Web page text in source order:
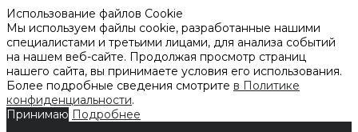
Использование файлов Cookie
Мы используем файлы cookie, разработанные нашими
специалистами и третьими лицами, для анализа событий
на нашем веб-сайте. Продолжая просмотр страниц
нашего сайта, вы принимаете условия его использования.
Более подробные сведения смотрите в Политике
конфиденциальности.
Принимаю Подробнее